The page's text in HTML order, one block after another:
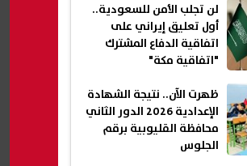
لن تجلب الأمن للسعودية..
أول تعليق إيراني على
اتفاقية الدفاع المشترك
"اتفاقية مكة"
ظهرت الآن.. نتيجة الشهادة
الإعدادية 2026 الدور الثاني
محافظة القليوبية برقم
الجلوس